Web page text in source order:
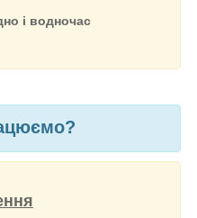
і водночас